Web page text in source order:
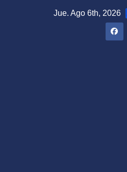
Jue. Ago 6th, 2026